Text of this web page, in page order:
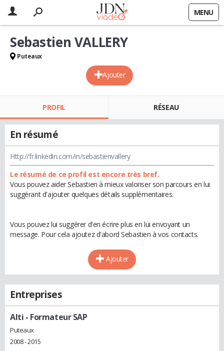
MENU
Ajouter
Sebastien VALLERY
Puteaux
PROFIL RÉSEAU
En résumé
Http://fr.linkedin.com/in/sebastienvallery
Le résumé de ce profil est encore très bref.
Vous pouvez aider Sebastien à mieux valoriser son parcours en lui
suggérant d'ajouter quelques détails supplémentaires.
Vous pouvez lui suggérer d'en écrire plus en lui envoyant un
message. Pour cela ajoutez d'abord Sebastien à vos contacts.
Ajouter
Entreprises
Alti - Formateur SAP
Puteaux
2008 - 2015